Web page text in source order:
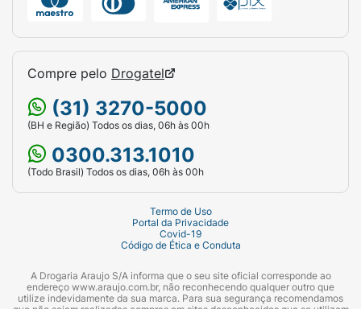
Compre pelo Drogatel
(31) 3270-5000
(BH e Região) Todos os dias, 06h às 00h
0300.313.1010
(Todo Brasil) Todos os dias, 06h às 00h
Termo de Uso
Portal da Privacidade
Covid-19
Código de Ética e Conduta
A Drogaria Araujo S/A informa que o seu site oficial corresponde ao
endereço www.araujo.com.br, não reconhecendo qualquer outro que
utilize indevidamente da sua marca. Para sua segurança recomendamos